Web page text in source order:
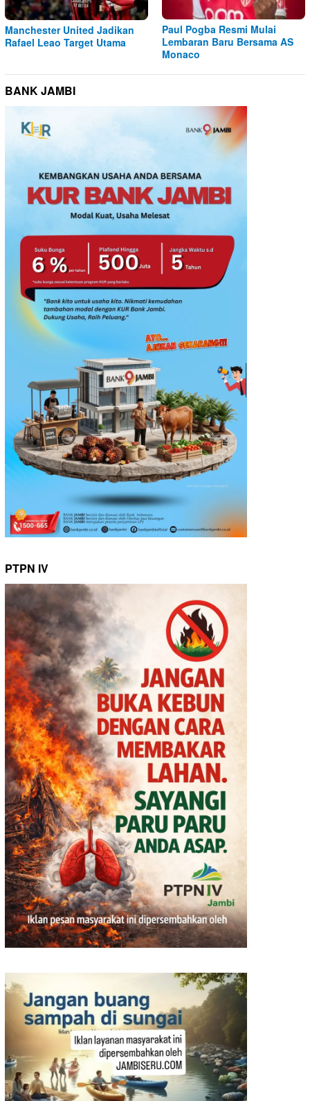
Manchester United Jadikan
Rafael Leao Target Utama
Paul Pogba Resmi Mulai
Lembaran Baru Bersama AS
Monaco
BANK JAMBI
PTPN IV